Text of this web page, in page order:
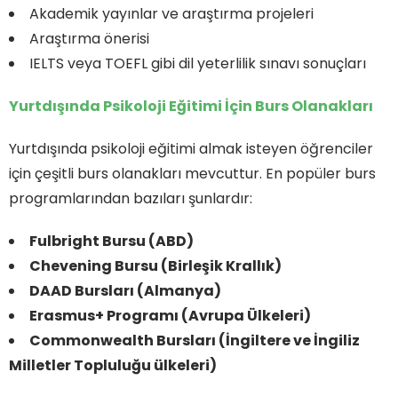
Akademik yayınlar ve araştırma projeleri
Araştırma önerisi
IELTS veya TOEFL gibi dil yeterlilik sınavı sonuçları
Yurtdışında Psikoloji Eğitimi İçin Burs Olanakları
Yurtdışında psikoloji eğitimi almak isteyen öğrenciler
için çeşitli burs olanakları mevcuttur. En popüler burs
programlarından bazıları şunlardır:
Fulbright Bursu (ABD)
Chevening Bursu (Birleşik Krallık)
DAAD Bursları (Almanya)
Erasmus+ Programı (Avrupa Ülkeleri)
Commonwealth Bursları (İngiltere ve İngiliz
Milletler Topluluğu ülkeleri)